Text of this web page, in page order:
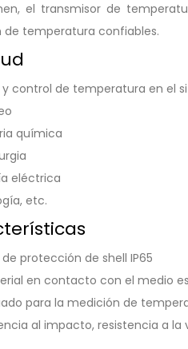
el transmisor de
de temperatura confiables.
control de temperatura en el
química
eléctrica
etc.
protección de shell IP65
en contacto con el medio
para la medición de
al impacto, resistencia a